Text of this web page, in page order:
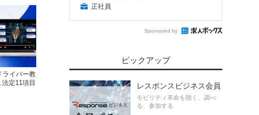
ライバー教
定11項目
正社員
Sponsored by
ピックアップ
レスポンスビジネス会員
モビリティ革命を聴く、調べ
る、参加する